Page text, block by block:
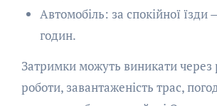
Автомобіль: за спокійної їзди
годин.
Затримки можуть виникати через
роботи, завантаженість трас,